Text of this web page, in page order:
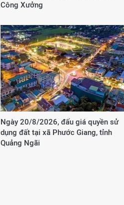
Công Xưởng
Ngày 20/8/2026, đấu giá quyền sử
dụng đất tại xã Phước Giang, tỉnh
Quảng Ngãi